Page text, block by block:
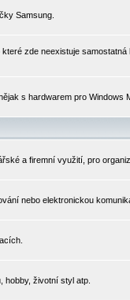
Samsung.
zde neexistuje
s hardwarem pro Windows
a firemní využití, pro
nebo elektronickou
hobby, životní styl atp.